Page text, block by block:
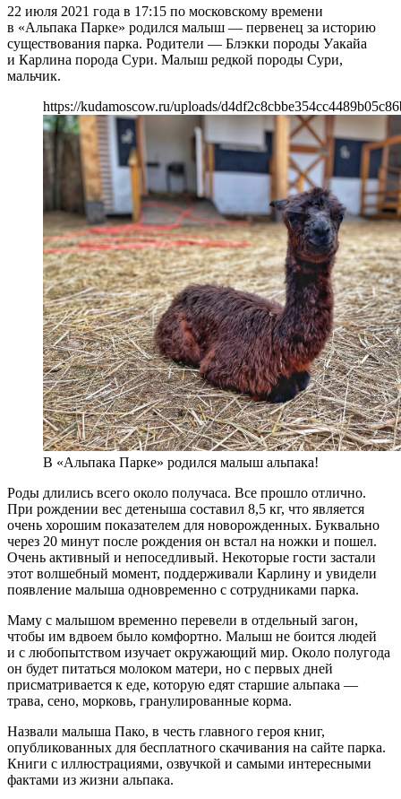
22 июля 2021 года в 17:15 по московскому времени
в «Альпака Парке» родился малыш — первенец за историю
существования парка. Родители — Блэкки породы Уакайа
и Карлина порода Сури. Малыш редкой породы Сури,
мальчик.
https://kudamoscow.ru/uploads/
В «Альпака Парке» родился малыш альпака!
Роды длились всего около получаса. Все прошло отлично.
При рождении вес детеныша составил 8,5 кг, что является
очень хорошим показателем для новорожденных. Буквально
через 20 минут после рождения он встал на ножки и пошел.
Очень активный и непоседливый. Некоторые гости застали
этот волшебный момент, поддерживали Карлину и увидели
появление малыша одновременно с сотрудниками парка.
Маму с малышом временно перевели в отдельный загон,
чтобы им вдвоем было комфортно. Малыш не боится людей
и с любопытством изучает окружающий мир. Около полугода
он будет питаться молоком матери, но с первых дней
присматривается к еде, которую едят старшие альпака —
трава, сено, морковь, гранулированные корма.
Назвали малыша Пако, в честь главного героя книг,
опубликованных для бесплатного скачивания на сайте парка.
Книги с иллюстрациями, озвучкой и самыми интересными
фактами из жизни альпака.